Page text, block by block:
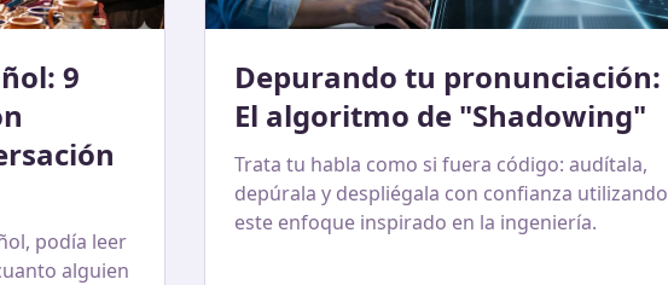
9
podía leer
alguien
Depurando tu pronunciación:
El algoritmo de "Shadowing"
Trata tu habla como si fuera código: audítala,
depúrala y despliégala con confianza utilizando
este enfoque inspirado en la ingeniería.